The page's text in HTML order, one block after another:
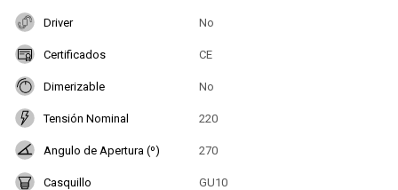
Driver No
Certificados CE
Dimerizable No
Tensión Nominal 220
Angulo de Apertura (º) 270
Casquillo GU10